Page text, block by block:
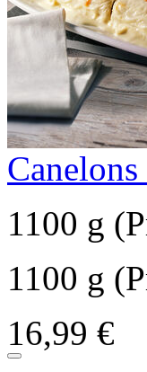
1100 g
1100 g
16,99 €